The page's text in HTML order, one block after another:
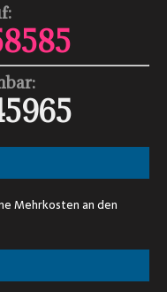
Mehrkosten an den